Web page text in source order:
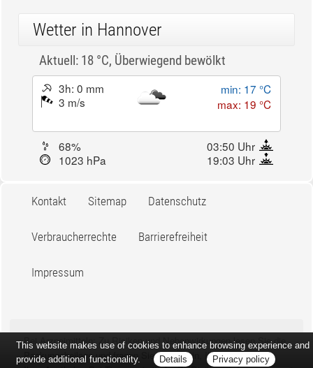
Wetter in Hannover
Aktuell: 18 °C, Überwiegend bewölkt
3h: 0 mm
3 m/s
min: 17 °C
max: 19 °C
68%
03:50 Uhr
1023 hPa
19:03 Uhr
Kontakt Sitemap Datenschutz
Verbraucherrechte Barrierefreiheit
Impressum
Bei Arzneimitteln: Zu Risiken und Nebenwirkungen lesen Sie die
Packungsbeilage und fragen Sie Ihre Ärztin, Ihren Arzt oder in
This website makes use of cookies to enhance browsing experience and
provide additional functionality.
Details
Privacy policy